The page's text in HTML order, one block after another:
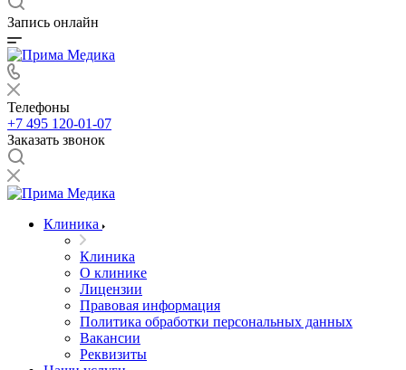
Запись онлайн
Телефоны
+7 495 120-01-07
Заказать звонок
Клиника
Клиника
О клинике
Лицензии
Правовая информация
Политика обработки персональных данных
Вакансии
Реквизиты